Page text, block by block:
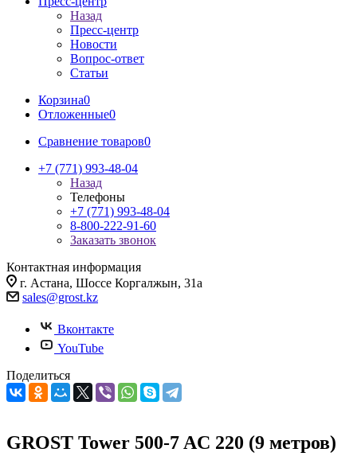
Назад
Пресс-центр
Новости
Вопрос-ответ
Статьи
Корзина0
Отложенные0
Сравнение товаров0
+7 (771) 993-48-04
Назад
Телефоны
+7 (771) 993-48-04
8-800-222-91-60
Заказать звонок
Контактная информация
г. Астана, Шоссе Коргалжын, 31а
sales@grost.kz
Вконтакте
YouTube
Поделиться
GROST Tower 500-7 AC 220 (9 метров)